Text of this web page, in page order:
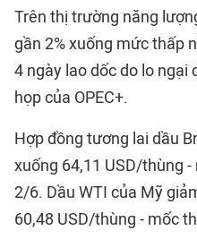
Trên thị trường năng
gần 2% xuống mức thấp
4 ngày lao dốc do lo
họp của OPEC+.
Hợp đồng tương lai dầu
xuống 64,11 USD/thùng
2/6. Dầu WTI của Mỹ
60,48 USD/thùng - mốc